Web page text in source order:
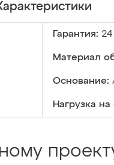
Гарантия:
Материал
Основание:
Нагрузка